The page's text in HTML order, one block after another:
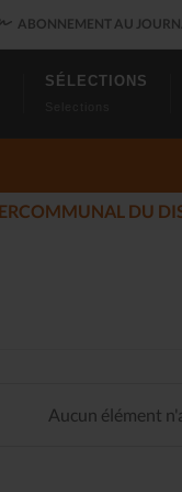
ABONNEMENT AU
SÉLECTIONS
LES ALLUMÉS DU
Aucun élément